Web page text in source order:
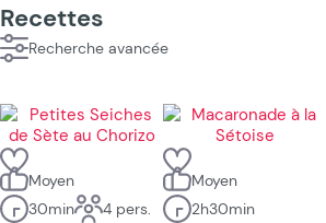
Recettes
Recherche avancée
Moyen
30min
4 pers.
Moyen
2h30min